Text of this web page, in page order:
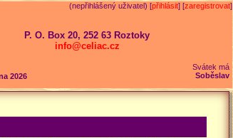
(nepřihlášený uživatel) [přihlásit] [zaregistrovat]
2026
Svátek má
Soběslav
P. O. Box 20, 252 63 Roztoky
info@celiac.cz